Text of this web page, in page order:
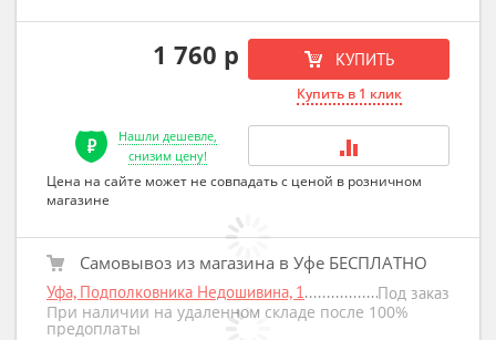
1 760 р КУПИТЬ
Купить в 1 клик
Нашли дешевле,
снизим цену!
Цена на сайте может не совпадать с ценой в розничном
магазине
Самовывоз из магазина в Уфе БЕСПЛАТНО
Уфа, Подполковника Недошивина, 1
Под заказ
При наличии на удаленном складе после 100%
предоплаты